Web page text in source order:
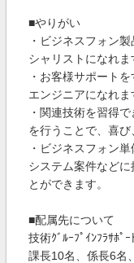
■やりがい
・ビジネスフォン
シャリストになれま
・お客様サポート
エンジニアになれま
・関連技術を習得
を行うことで、喜び
・ビジネスフォン
システム案件など
とができます。
■配属先について
技術ｸﾞﾙｰﾌﾟｲﾝﾌﾗｻﾎﾟｰ
課長10名、係長6名